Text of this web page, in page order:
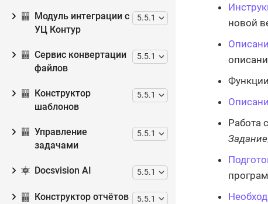
Модуль интеграции с
УЦ Контур
5.5.1
Сервис конвертации
файлов
5.5.1
Конструктор
шаблонов
5.5.1
Управление
задачами
5.5.1
Docsvision AI 5.5.1
Конструктор отчётов 5.5.1
новой
Работа
Задание